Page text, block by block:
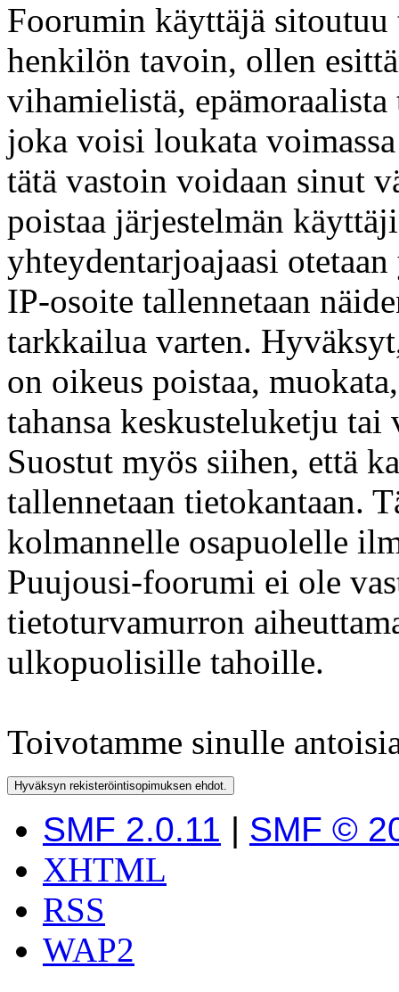
Foorumin käyttäjä
henkilön tavoin, ollen
vihamielistä,
joka voisi loukata
tätä vastoin voidaan sinut
poistaa järjestelmän
yhteydentarjoajaasi
IP-osoite tallennetaan
tarkkailua varten.
on oikeus poistaa,
tahansa keskusteluketju
Suostut myös siihen, että
tallennetaan tietokantaan.
kolmannelle osapuolelle
Puujousi-foorumi ei ole
tietoturvamurron
ulkopuolisille tahoille.
Toivotamme sinulle
SMF 2.0.11 | SMF ©
XHTML
RSS
WAP2